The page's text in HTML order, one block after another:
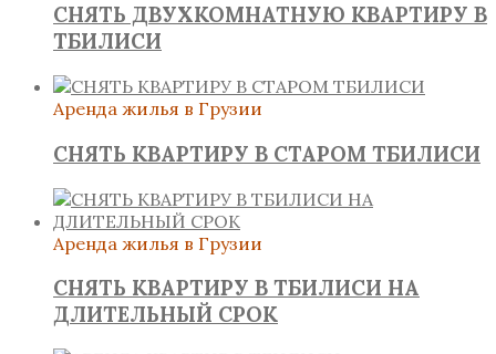
СНЯТЬ ДВУХКОМНАТНУЮ КВАРТИРУ В
ТБИЛИСИ
Аренда жилья в Грузии
СНЯТЬ КВАРТИРУ В СТАРОМ ТБИЛИСИ
Аренда жилья в Грузии
СНЯТЬ КВАРТИРУ В ТБИЛИСИ НА
ДЛИТЕЛЬНЫЙ СРОК